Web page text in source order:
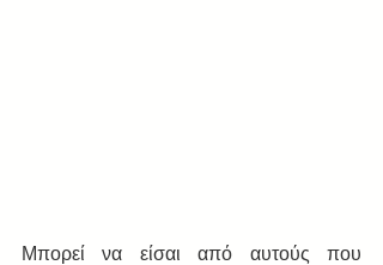
Μπορεί να είσαι από αυτούς που